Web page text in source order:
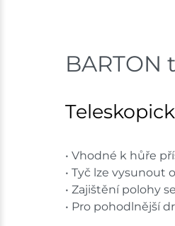
BARTON
• Vhodné k hůře
• Tyč lze vysunout
• Zajištění polohy
• Pro pohodlnější